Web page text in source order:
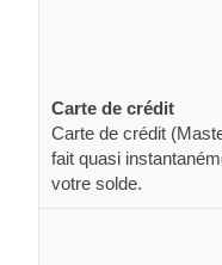
Carte de crédit
Carte de crédit
fait quasi
votre solde.